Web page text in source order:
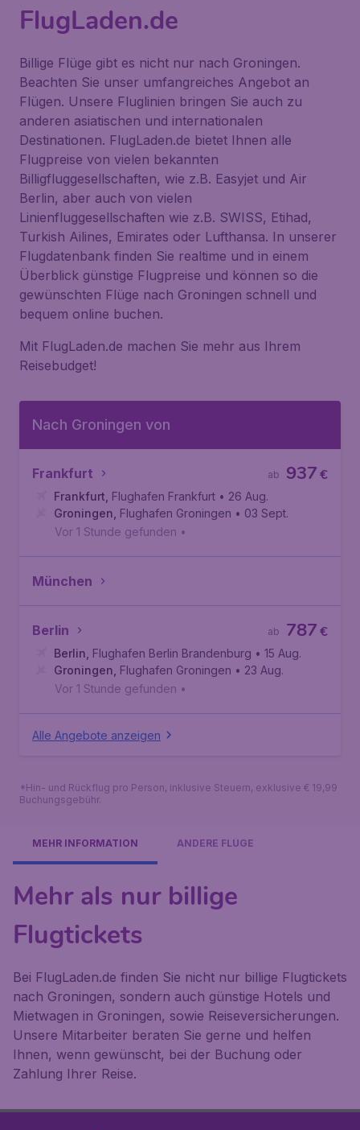
FlugLaden.de
Billige Flüge gibt es nicht nur nach Groningen.
Beachten Sie unser umfangreiches Angebot an
Flügen. Unsere Fluglinien bringen Sie auch zu
anderen asiatischen und internationalen
Destinationen. FlugLaden.de bietet Ihnen alle
Flugpreise von vielen bekannten
Billigfluggesellschaften, wie z.B. Easyjet und Air
Berlin, aber auch von vielen
Linienfluggesellschaften wie z.B. SWISS, Etihad,
Turkish Ailines, Emirates oder Lufthansa. In unserer
Flugdatenbank finden Sie realtime und in einem
Überblick günstige Flugpreise und können so die
gewünschten Flüge nach Groningen schnell und
bequem online buchen.
Mit FlugLaden.de machen Sie mehr aus Ihrem
Reisebudget!
Nach Groningen von
Frankfurt €
937
ab
Frankfurt Flughafen Frankfurt • 26 Aug.
Groningen Flughafen Groningen • 03 Sept.
Vor 1 Stunde gefunden •
München
Berlin €
787
ab
Berlin Flughafen Berlin Brandenburg • 15 Aug.
Groningen Flughafen Groningen • 23 Aug.
Vor 1 Stunde gefunden •
Alle Angebote anzeigen
*Hin- und Rückflug pro Person, inklusive Steuern, exklusive € 19,99
Buchungsgebühr.
MEHR INFORMATION ANDERE FLÜGE
Mehr als nur billige
Flugtickets
Bei FlugLaden.de finden Sie nicht nur billige Flugtickets
nach Groningen, sondern auch günstige Hotels und
Mietwagen in Groningen, sowie Reiseversicherungen.
Unsere Mitarbeiter beraten Sie gerne und helfen
Ihnen, wenn gewünscht, bei der Buchung oder
Zahlung Ihrer Reise.